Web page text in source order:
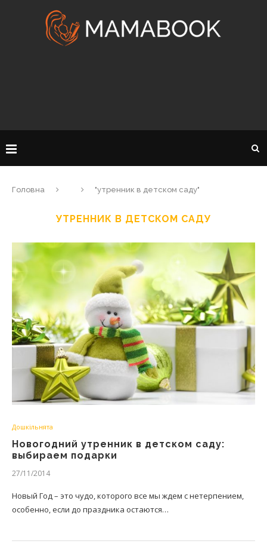
Головна "утренник в детском саду"
УТРЕННИК В ДЕТСКОМ САДУ
Дошкільнята
Новогодний утренник в детском саду:
выбираем подарки
27/11/2014
Новый Год – это чудо, которого все мы ждем с нетерпением,
особенно, если до праздника остаются…